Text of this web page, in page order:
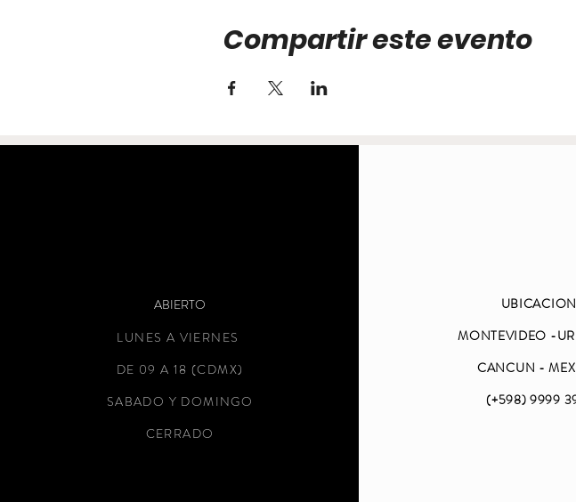
Compartir este evento
ABIERTO
LUNES A VIERNES
DE 09 A 18 (CDMX)
SABADO Y DOMINGO
CERRADO
UBICACION
MONTEVIDEO -
CANCUN -
(+598) 9999